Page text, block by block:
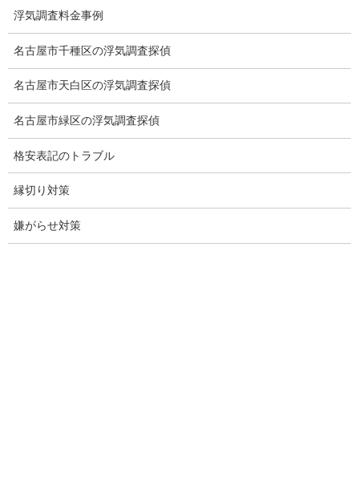
日本版DBS
お問い合わせ
愛知県内出張面談実施中
浮気調査専門
結婚前の行動調査
結婚調査
浮気調査料金事例
名古屋市千種区の浮気調査探偵
名古屋市天白区の浮気調査探偵
名古屋市緑区の浮気調査探偵
格安表記のトラブル
縁切り対策
嫌がらせ対策